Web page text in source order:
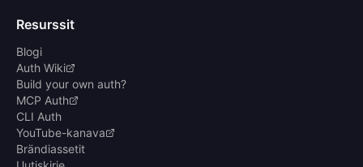
Resurssit
Blogi
Auth Wiki
Build your own auth?
MCP Auth
CLI Auth
YouTube-kanava
Brändiassetit